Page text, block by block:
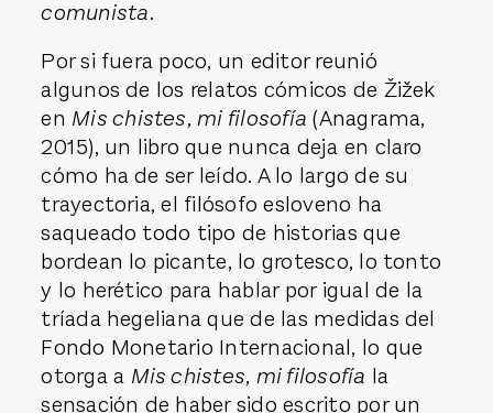
comunista.
Por si fuera poco, un editor reunió
algunos de los relatos cómicos de Žižek
en Mis chistes, mi filosofía (Anagrama,
2015), un libro que nunca deja en claro
cómo ha de ser leído. A lo largo de su
trayectoria, el filósofo esloveno ha
saqueado todo tipo de historias que
bordean lo picante, lo grotesco, lo tonto
y lo herético para hablar por igual de la
tríada hegeliana que de las medidas del
Fondo Monetario Internacional, lo que
otorga a Mis chistes, mi filosofía la
sensación de haber sido escrito por un